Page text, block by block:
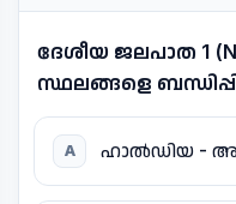
ദേശീയ ജലപാത 1
സ്ഥലങ്ങളെ
A ഹാൽഡിയ -